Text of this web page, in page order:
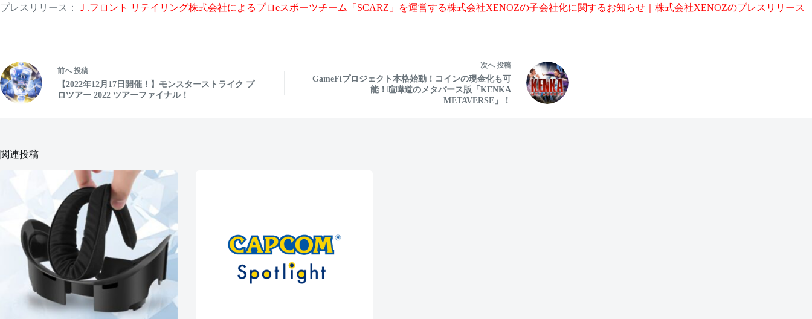
プレスリリース： Ｊ.フロント リテイリング株式会社によるプロeスポーツチーム「SCARZ」を運営する株式会社XENOZの子会社化に関するお知らせ｜株式会社XENOZのプレスリリース
前へ投稿
【2022年12月17日開催！】モンスターストライク プ
ロツアー 2022 ツアーファイナル！
次へ投稿
GameFiプロジェクト本格始動！コインの現金化も可
能！喧嘩道のメタバース版「KENKA
METAVERSE」！
関連投稿